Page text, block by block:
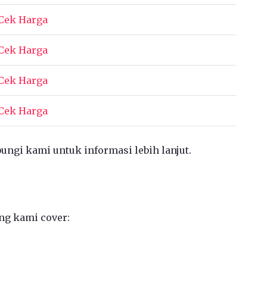
Harga
Harga
Harga
Harga
kami untuk informasi lebih lanjut.
kami cover: